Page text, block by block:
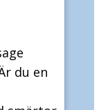
du en